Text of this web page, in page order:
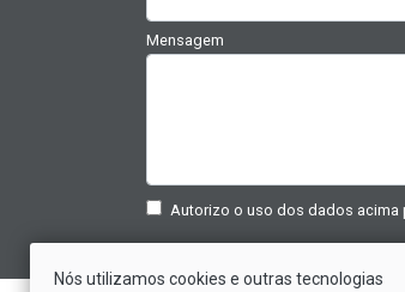
Mensagem
Autorizo o uso dos dados acima
Nós utilizamos cookies e outras tecnologias